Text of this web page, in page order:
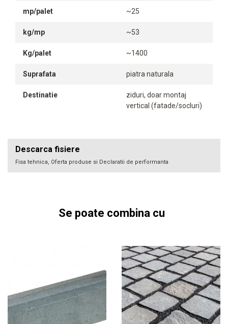
mp/palet ~25
kg/mp ~53
Kg/palet ~1400
Suprafata piatra naturala
Destinatie
ziduri, doar montaj
vertical (fatade/socluri)
Descarca fisiere
Fisa tehnica, Oferta produse si Declaratii de performanta
Se poate combina cu